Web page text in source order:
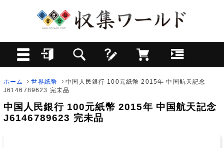
ホーム 世界紙幣
中国人民銀行 100元紙幣 2015年 中国航天記念
J6146789623 完未品
中国人民銀行 100元紙幣 2015年 中国航天記念
J6146789623 完未品